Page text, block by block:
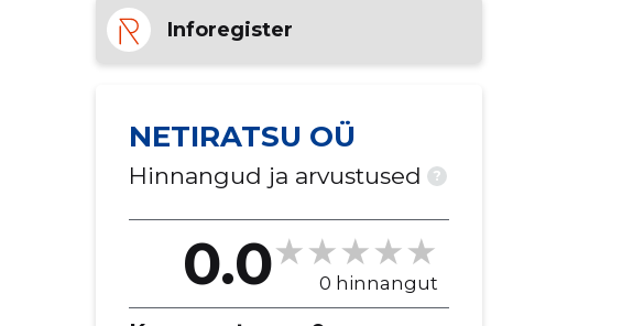
Inforegister
NETIRATSU OÜ
Hinnangud ja arvustused ?
0.0 0 hinnangut